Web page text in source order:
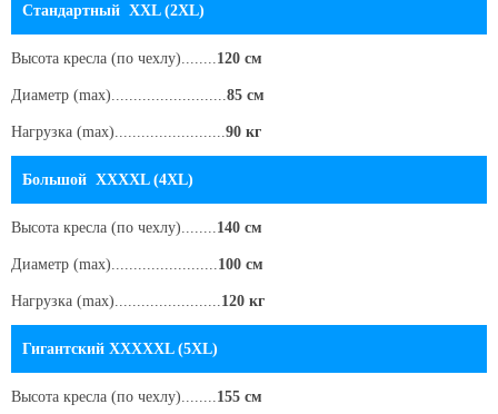
Стандартный XXL (2XL)
Высота кресла (по чехлу) 120 см
Диаметр (max).......................... 85 см
Нагрузка (max)......................... 90 кг
Большой XXXXL (4XL)
Высота кресла (по чехлу) 140 см
Диаметр (max)........................ 100 см
Нагрузка (max)........................ 120 кг
Гигантский XXXXXL (5XL)
Высота кресла (по чехлу) 155 см